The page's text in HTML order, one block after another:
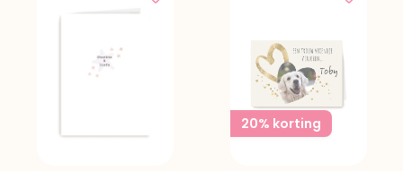
20% korting